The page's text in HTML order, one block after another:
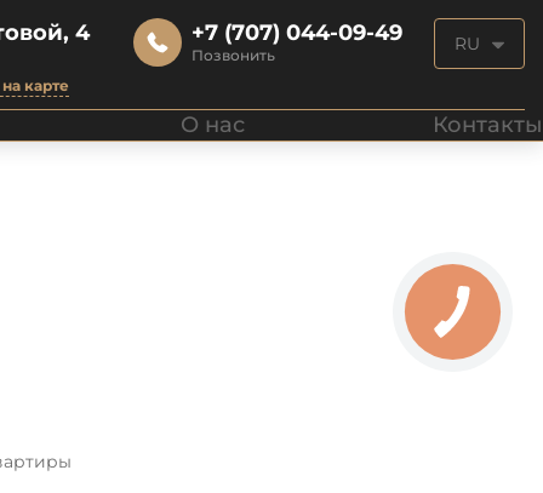
4
карте
+7 (707) 044-09-49
Позвонить
RU
О нас Контакты